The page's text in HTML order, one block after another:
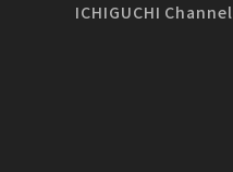
ICHIGUCHI Channel